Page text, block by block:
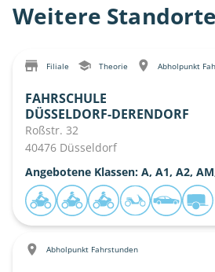
Weitere Standorte
Filiale Theorie Abholpunkt
FAHRSCHULE
DÜSSELDORF-DERENDORF
Roßstr. 32
40476 Düsseldorf
Angebotene Klassen: A, A1, A2,
Abholpunkt Fahrstunden